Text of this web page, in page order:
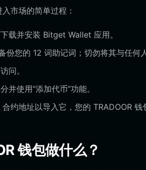
市场的简单过程：
载并安装 Bitget Wallet 应用。
份您的 12 词助记词；切勿将其与任何
问。
并使用“添加代币”功能。
约地址以导入它，您的 TRADOOR 钱
钱包做什么？